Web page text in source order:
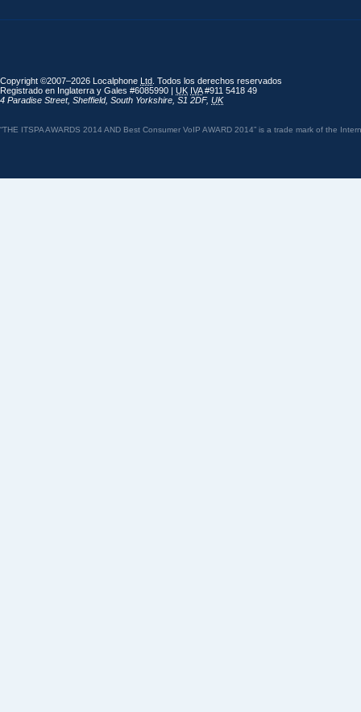
Copyright ©2007–2026 Localphone Ltd . Todos los derechos reservados
Registrado en Inglaterra y Gales #6085990 | UK IVA#911 5418 49
4 Paradise Street, Sheffield, South Yorkshire S1 2DF, UK
“THE ITSPA AWARDS 2014 AND Best Consumer VoIP AWARD 2014” is a trade mark of the